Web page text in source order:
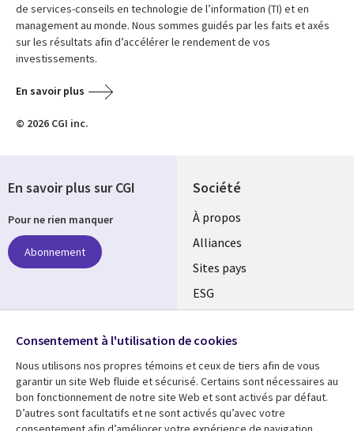
de services-conseils en technologie de l’information (TI) et en
management au monde. Nous sommes guidés par les faits et axés
sur les résultats afin d’accélérer le rendement de vos
investissements.
En savoir plus
© 2026 CGI inc.
Société
À propos
Alliances
Sites pays
ESG
Fusions
Salle de presse
En savoir plus sur CGI
Pour ne rien manquer
Abonnement
Suivez-nous
Social
Media
Global
FR
Consentement à l'utilisation de cookies
Nous utilisons nos propres témoins et ceux de tiers afin de vous
garantir un site Web fluide et sécurisé. Certains sont nécessaires au
bon fonctionnement de notre site Web et sont activés par défaut.
D’autres sont facultatifs et ne sont activés qu’avec votre